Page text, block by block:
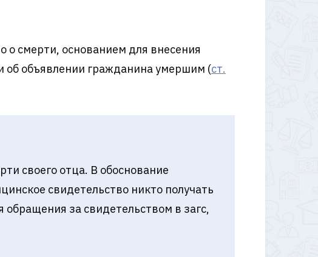
о смерти, основанием для внесения
об объявлении гражданина умершим (ст.
своего отца. В обоснование
свидетельство никто получать
за свидетельством в загс,